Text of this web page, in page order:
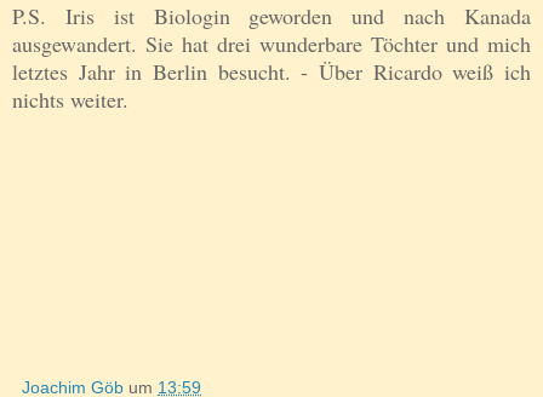
P.S. Iris ist Biologin geworden und nach Kanada
ausgewandert. Sie hat drei wunderbare Töchter und mich
letztes Jahr in Berlin besucht. - Über Ricardo weiß ich
nichts weiter.
Joachim Göb um 13:59